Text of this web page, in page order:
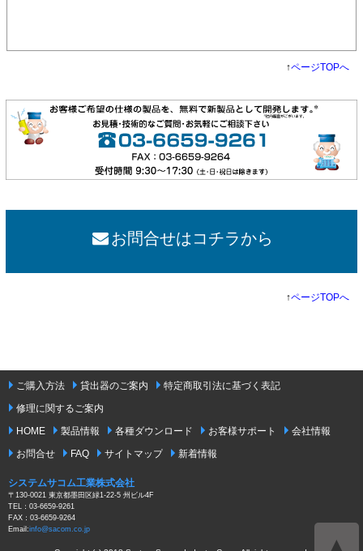
↑ページTOPへ
お問合せはコチラから
↑ページTOPへ
▲
ご購入方法 貸出器のご案内
特定商取引法に基づく表記
修理に関するご案内
HOME
製品情報 各種ダウンロード お客様サポート
会社情報
お問合せ
FAQ サイトマップ 新着情報
システムサコム工業株式会社
〒130-0021 東京都墨田区緑1-22-5 州ビル4F
TEL：03-6659-9261
FAX：03-6659-9264
Email:info@sacom.co.jp